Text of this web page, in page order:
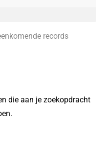
records
die aan je zoekopdracht